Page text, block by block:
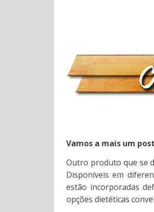
Vamos a mais um
Outro produto que se
Disponíveis em
estão incorporadas
opções dietéticas